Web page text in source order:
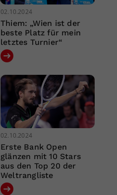
02.10.2024
Thiem: „Wien ist der
beste Platz für mein
letztes Turnier“
02.10.2024
Erste Bank Open
glänzen mit 10 Stars
aus den Top 20 der
Weltrangliste